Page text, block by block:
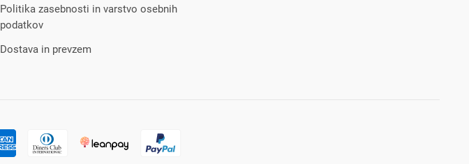
Politika zasebnosti in varstvo osebnih
podatkov
Dostava in prevzem